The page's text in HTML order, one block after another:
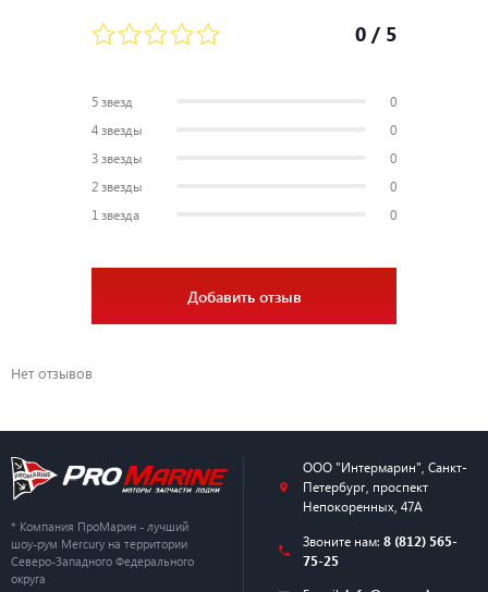
0 / 5
5 звезд
0
4 звезды
0
3 звезды
0
2 звезды
0
1 звезда
0
Добавить отзыв
Нет отзывов
* Компания ПроМарин - лучший
шоу-рум Mercury на территории
Северо-Западного Федерального
округа
ООО "Интермарин" Санкт-
Петербург, проспект
Непокоренных, 47А
Звоните нам: 8 (812) 565-
75-25